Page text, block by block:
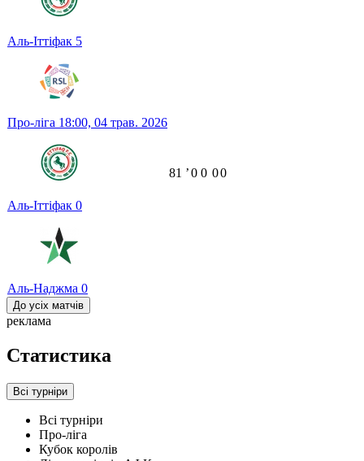
Аль-Іттіфак 5
Про-ліга 18:00, 04 трав. 2026
Аль-Іттіфак 0
Аль-Наджма 0
81 ʼ0 0 00
До усіх матчів
реклама
Статистика
Всі турніри
Всі турніри
Про-ліга
Кубок королів